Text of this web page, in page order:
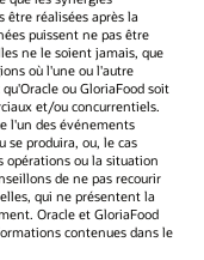
être réalisées après la
puissent ne pas être
ne le soient jamais, que
où l'une ou l'autre
ou GloriaFood soit
et/ou concurrentiels.
l'un des événements
se produira, ou, le cas
opérations ou la situation
de ne pas recourir
qui ne présentent la
Oracle et GloriaFood
contenues dans le